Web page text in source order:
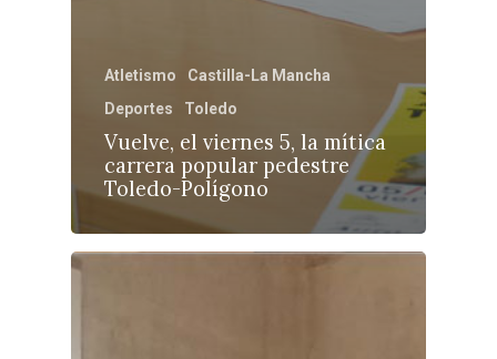
Atletismo
Castilla-La Mancha
Deportes
Toledo
Vuelve, el viernes 5, la mítica
carrera popular pedestre
Toledo-Polígono